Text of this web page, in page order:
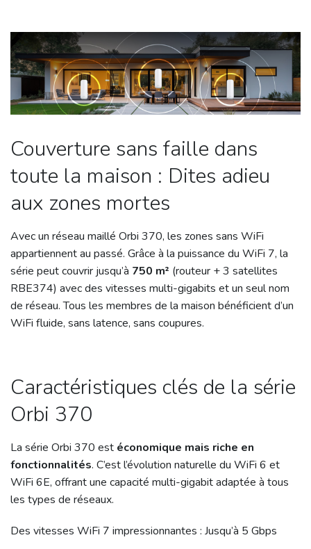
Couverture sans faille dans
toute la maison : Dites adieu
aux zones mortes
Avec un réseau maillé Orbi 370, les zones sans WiFi
appartiennent au passé. Grâce à la puissance du WiFi 7, la
série peut couvrir jusqu’à 750 m² (routeur + 3 satellites
RBE374) avec des vitesses multi-gigabits et un seul nom
de réseau. Tous les membres de la maison bénéficient d’un
WiFi fluide, sans latence, sans coupures.
Caractéristiques clés de la série
Orbi 370
La série Orbi 370 est économique mais riche en
fonctionnalités. C’est l’évolution naturelle du WiFi 6 et
WiFi 6E, offrant une capacité multi-gigabit adaptée à tous
les types de réseaux.
Des vitesses WiFi 7 impressionnantes : Jusqu’à 5 Gbps